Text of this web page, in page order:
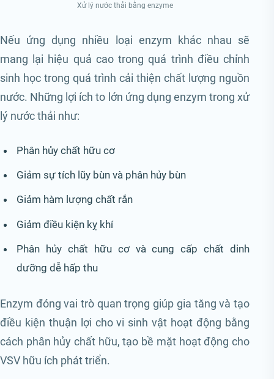
Xử lý nước thải bằng enzyme
Nếu ứng dụng nhiều loại enzym khác nhau sẽ
mang lại hiệu quả cao trong quá trình điều chỉnh
sinh học trong quá trình cải thiện chất lượng nguồn
nước. Những lợi ích to lớn ứng dụng enzym trong xử
lý nước thải như:
Phân hủy chất hữu cơ
Giảm sự tích lũy bùn và phân hủy bùn
Giảm hàm lượng chất rắn
Giảm điều kiện kỵ khí
Phân hủy chất hữu cơ và cung cấp chất dinh
dưỡng dễ hấp thu
Enzym đóng vai trò quan trọng giúp gia tăng và tạo
điều kiện thuận lợi cho vi sinh vật hoạt động bằng
cách phân hủy chất hữu, tạo bề mặt hoạt động cho
VSV hữu ích phát triển.